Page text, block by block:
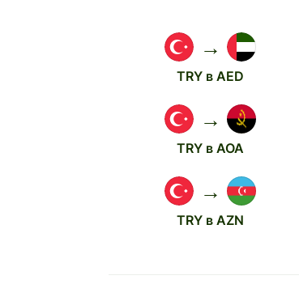
→
TRY в AED
→
TRY в AOA
→
TRY в AZN